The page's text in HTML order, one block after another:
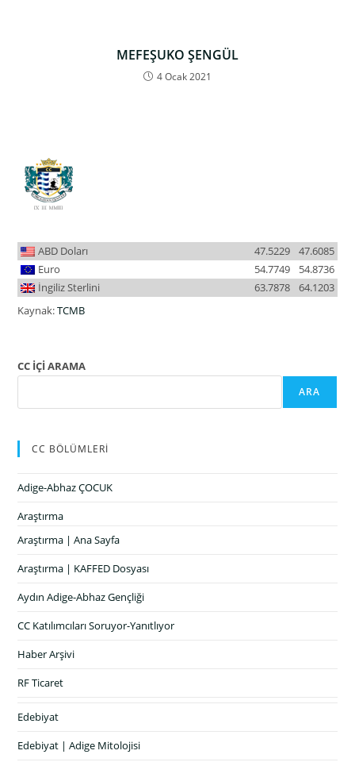
MEFEŞUKO ŞENGÜL
4 Ocak 2021
ABD Doları 47.6085
47.5229
Euro
54.8736
54.7749
İngiliz Sterlini
64.1203
63.7878
Kaynak:TCMB
CC İÇİ ARAMA
ARA
CC BÖLÜMLERİ
Adige-Abhaz ÇOCUK
Araştırma
Araştırma | Ana Sayfa
Araştırma | KAFFED Dosyası
Aydın Adige-Abhaz Gençliği
CC Katılımcıları Soruyor-Yanıtlıyor
Haber Arşivi
RF Ticaret
Edebiyat
Edebiyat | Adige Mitolojisi